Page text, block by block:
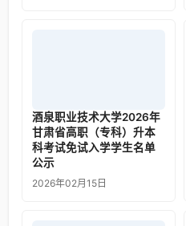
酒泉职业技术大学2026年
甘肃省高职（专科）升本
科考试免试入学学生名单
公示
2026年02月15日